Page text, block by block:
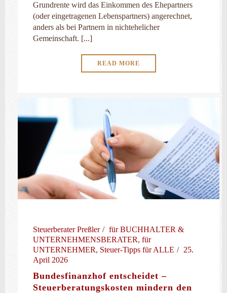
Grundrente wird das Einkommen des Ehepartners
(oder eingetragenen Lebenspartners) angerechnet,
anders als bei Partnern in nichtehelicher
Gemeinschaft. [...]
READ MORE
Steuerberater Preßler
für BUCHHALTER &
UNTERNEHMENSBERATER, für
UNTERNEHMER, Steuer-Tipps für ALLE
25.
April 2026
Bundesfinanzhof entscheidet –
Steuerberatungskosten mindern den